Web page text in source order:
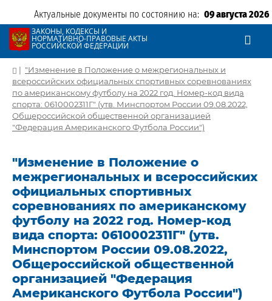
Актуальные документы по состоянию на: 09 августа 2026
ЗАКОНЫ, КОДЕКСЫ И
НОРМАТИВНО-ПРАВОВЫЕ АКТЫ
РОССИЙСКОЙ ФЕДЕРАЦИИ
| "Изменение в Положение о межрегиональных и
всероссийских официальных спортивных соревнованиях
по американскому футболу на 2022 год. Номер-код вида
спорта: 0610002311Г" (утв. Минспортом России 09.08.2022,
Общероссийской общественной организацией
"Федерация Американского Футбола России")
"Изменение в Положение о
межрегиональных и всероссийских
официальных спортивных
соревнованиях по американскому
футболу на 2022 год. Номер-код
вида спорта: 0610002311Г" (утв.
Минспортом России 09.08.2022,
Общероссийской общественной
организацией "Федерация
Американского Футбола России")